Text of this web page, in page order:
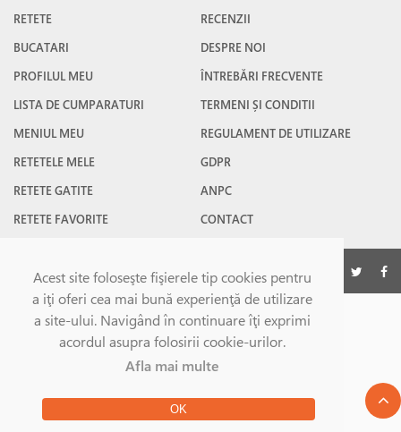
Acest site foloseşte fişierele tip cookies pentru
a iţi oferi cea mai bună experienţă de utilizare
a site-ului. Navigând în continuare îţi exprimi
acordul asupra folosirii cookie-urilor.
Afla mai multe
OK
RETETE
BUCATARI
PROFILUL MEU
LISTA DE CUMPARATURI
MENIUL MEU
RETETELE MELE
RETETE GATITE
RETETE FAVORITE
RECENZII
DESPRE NOI
ÎNTREBĂRI FRECVENTE
TERMENI ȘI CONDITII
REGULAMENT DE UTILIZARE
GDPR
ANPC
CONTACT
©Gatesc.ro 2026